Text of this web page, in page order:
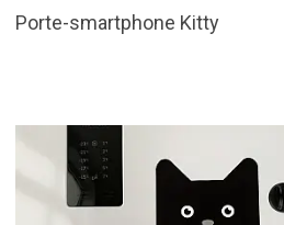
Porte-smartphone Kitty